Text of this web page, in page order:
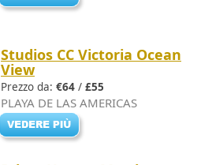
Studios CC Victoria Ocean
View
Prezzo da: €64 / £55
PLAYA DE LAS AMERICAS